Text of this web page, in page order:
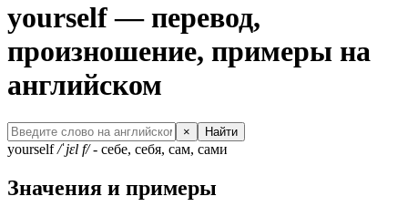
yourself — перевод,
произношение, примеры на
английском
× Найти
yourself /ˈjɛl f/- себе, себя, сам, сами
Значения и примеры